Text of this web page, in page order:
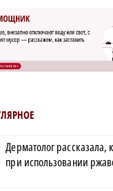
Дерматолог рассказала,
при использовании